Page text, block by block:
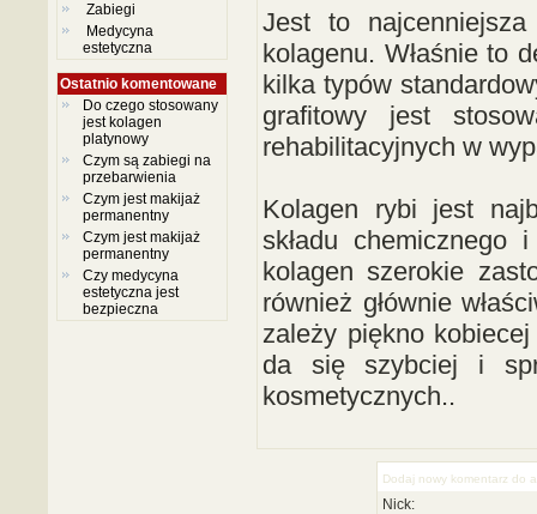
Zabiegi
Medycyna
estetyczna
Ostatnio komentowane
Do czego stosowany
jest kolagen
platynowy
Czym są zabiegi na
przebarwienia
Czym jest makijaż
permanentny
Czym jest makijaż
permanentny
Czy medycyna
estetyczna jest
bezpieczna
Jest to
kolagenu. Właśnie to
kilka typów
grafitowy jest
rehabilitacyjnych w
Kolagen rybi jest
składu
kolagen szerokie
również głównie
zależy piękno
da się szybciej i
kosmetycznych..
Dodaj nowy komentarz do
Nick: